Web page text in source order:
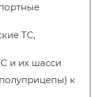
ТС,
и их шасси
к